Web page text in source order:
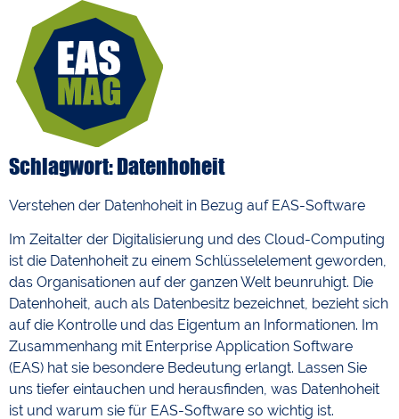
Schlagwort: Datenhoheit
Verstehen der Datenhoheit in Bezug auf EAS-Software
Im Zeitalter der Digitalisierung und des Cloud-Computing
ist die Datenhoheit zu einem Schlüsselelement geworden,
das Organisationen auf der ganzen Welt beunruhigt. Die
Datenhoheit, auch als Datenbesitz bezeichnet, bezieht sich
auf die Kontrolle und das Eigentum an Informationen. Im
Zusammenhang mit Enterprise Application Software
(EAS) hat sie besondere Bedeutung erlangt. Lassen Sie
uns tiefer eintauchen und herausfinden, was Datenhoheit
ist und warum sie für EAS-Software so wichtig ist.